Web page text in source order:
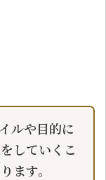
ルや目的に
していくこ
ます。